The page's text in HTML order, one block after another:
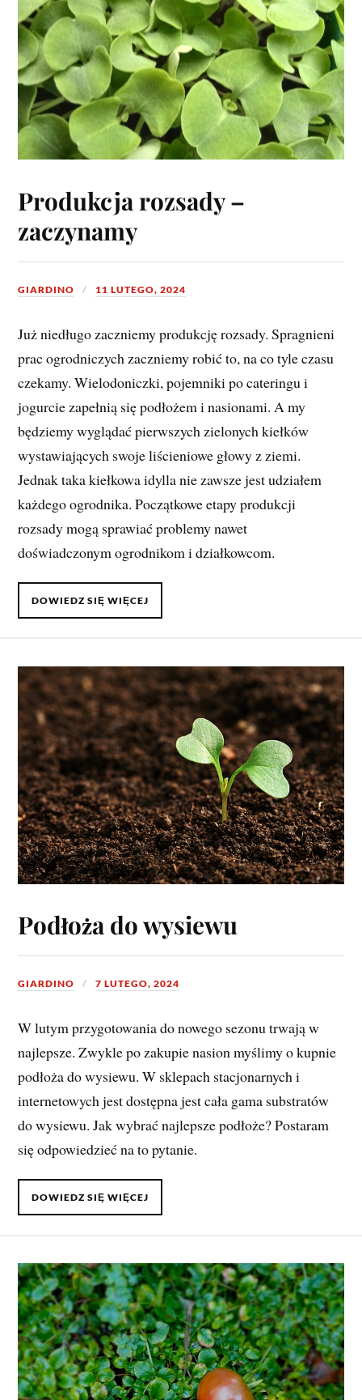
Produkcja rozsady –
zaczynamy
GIARDINO 11 LUTEGO, 2024
Już niedługo zaczniemy produkcję rozsady. Spragnieni
prac ogrodniczych zaczniemy robić to, na co tyle czasu
czekamy. Wielodoniczki, pojemniki po cateringu i
jogurcie zapełnią się podłożem i nasionami. A my
będziemy wyglądać pierwszych zielonych kiełków
wystawiających swoje liścieniowe głowy z ziemi.
Jednak taka kiełkowa idylla nie zawsze jest udziałem
każdego ogrodnika. Początkowe etapy produkcji
rozsady mogą sprawiać problemy nawet
doświadczonym ogrodnikom i działkowcom.
DOWIEDZ SIĘ WIĘCEJ
Podłoża do wysiewu
GIARDINO 7 LUTEGO, 2024
W lutym przygotowania do nowego sezonu trwają w
najlepsze. Zwykle po zakupie nasion myślimy o kupnie
podłoża do wysiewu. W sklepach stacjonarnych i
internetowych jest dostępna jest cała gama substratów
do wysiewu. Jak wybrać najlepsze podłoże? Postaram
się odpowiedzieć na to pytanie.
DOWIEDZ SIĘ WIĘCEJ